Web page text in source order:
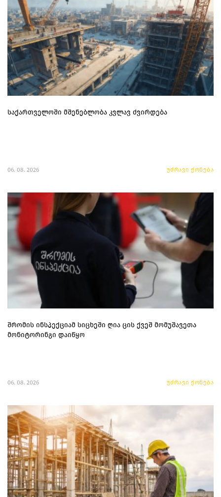
საქართველოში მშენებლობა კვლავ ძვირდება
06. 08. 2026 უძრავი ქონება
შრომის ინსპექციამ სიცხეში ღია ცის ქვეშ მომუშავეთა
მონიტორინგი დაიწყო
06. 08. 2026 უძრავი ქონება